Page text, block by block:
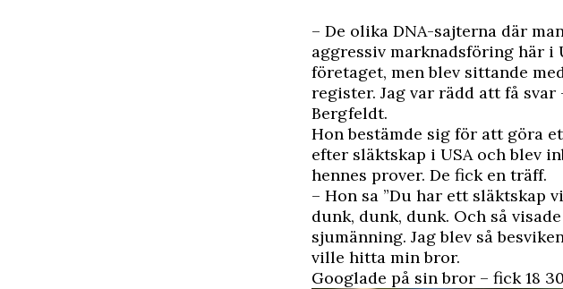
– De olika DNA-sajterna där
aggressiv marknadsföring här i
företaget, men blev sittande
register. Jag var rädd att få
Bergfeldt.
Hon bestämde sig för att göra
efter släktskap i USA och blev
hennes prover. De fick en träff.
– Hon sa ”Du har ett släktskap
dunk, dunk, dunk. Och så
sjumänning. Jag blev så
ville hitta min bror.
Googlade på sin bror – fick 18